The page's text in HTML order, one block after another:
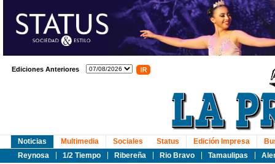
Ediciones Anteriores
Noticias
Reynosa
1/2 Tiempo Ribereña Rio Bravo Tamaulipas
Multimedia Sociales Status Edición Impresa